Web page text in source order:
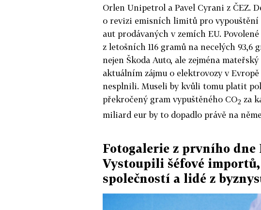
Orlen Unipetrol a Pavel Cyrani z ČEZ.
o revizi emisních limitů pro
aut prodávaných v zemích EU.
z letošních 116 gramů na necelých
nejen Škoda Auto, ale zejména
aktuálním zájmu o elektrovozy v
nesplnili. Museli by kvůli tomu platit
překročený gram vypuštěného CO2 za
miliard eur by to dopadlo právě na
Fotogalerie z prvního
Vystoupili šéfové
společností a lidé z